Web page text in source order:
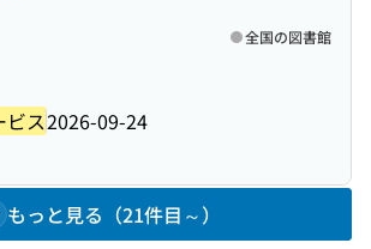
ビス2026-09-24
全国の図書館
もっと見る（21件目～）